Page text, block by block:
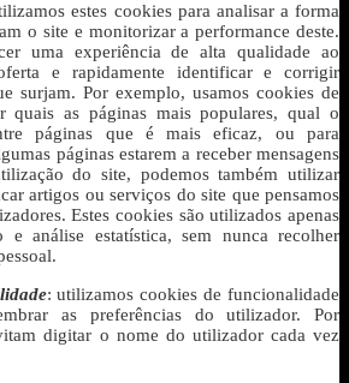
estes cookies para analisar a forma
o site e monitorizar a performance deste.
uma experiência de alta qualidade ao
e rapidamente identificar e corrigir
surjam. Por exemplo, usamos cookies de
quais as páginas mais populares, qual o
páginas que é mais eficaz, ou para
páginas estarem a receber mensagens
do site, podemos também utilizar
artigos ou serviços do site que pensamos
Estes cookies são utilizados apenas
e análise estatística, sem nunca recolher
: utilizamos cookies de funcionalidade
as preferências do utilizador. Por
digitar o nome do utilizador cada vez